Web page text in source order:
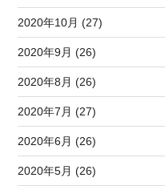
2020年10月 (27)
2020年9月 (26)
2020年8月 (26)
2020年7月 (27)
2020年6月 (26)
2020年5月 (26)